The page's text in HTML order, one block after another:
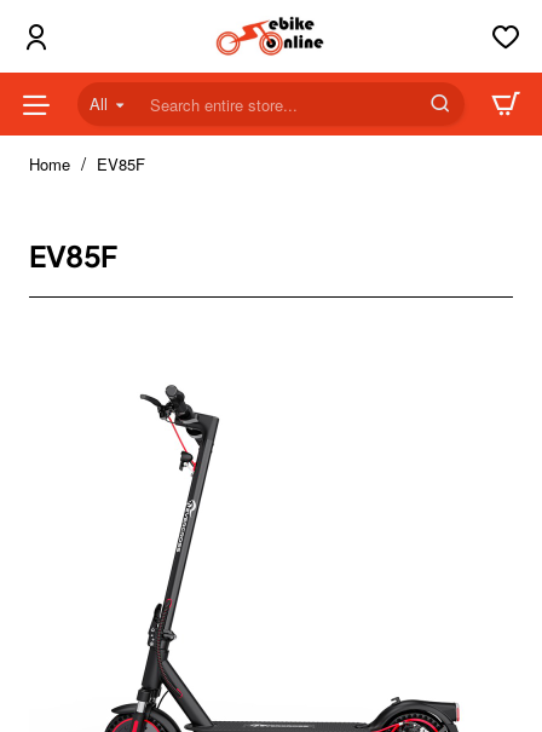
All
Search
entire
store...
Home homeEV85F
EV85F